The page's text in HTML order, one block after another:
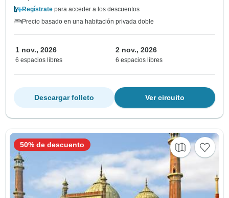
Regístrate para acceder a los descuentos
Precio basado en una habitación privada doble
1 nov., 2026
6 espacios libres
2 nov., 2026
6 espacios libres
Ver circuito
Descargar folleto
50% de descuento